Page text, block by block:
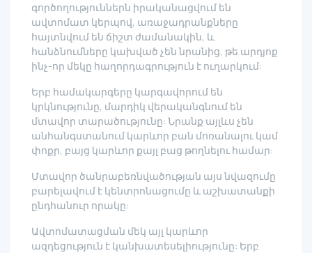
գործողություններն իրականացվում են
ավտոմատ կերպով, առաջադրանքները
հայտնվում են ճիշտ ժամանակին, և
հանձնումները կախված չեն նրանից, թե արդյոք
ինչ-որ մեկը հաղորդագրություն է ուղարկում:
Երբ համակարգերը կարգավորում են
կրկնությունը, մարդիկ վերականգնում են
մտավոր տարածությունը: Նրանք այլևս չեն
անհանգստանում կարևոր բան մոռանալու կամ
փոքր, բայց կարևոր քայլ բաց թողնելու համար:
Մտավոր ծանրաբեռնվածության այս նվազումը
բարելավում է կենտրոնացումը և աշխատանքի
ընդհանուր որակը:
Ավտոմատացման մեկ այլ կարևոր
ազդեցություն է կանխատեսելիությունը: Երբ